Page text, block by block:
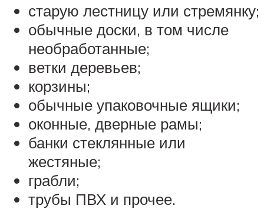
старую лестницу или стремянку;
обычные доски, в том числе
необработанные;
ветки деревьев;
корзины;
обычные упаковочные ящики;
оконные, дверные рамы;
банки стеклянные или
жестяные;
грабли;
трубы ПВХ и прочее.